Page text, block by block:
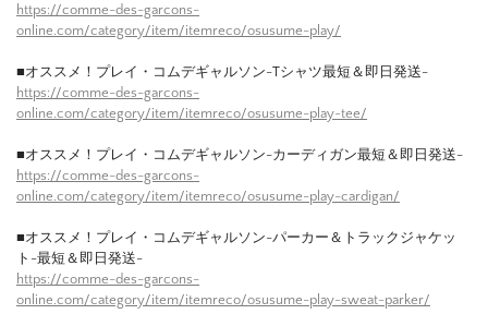
https://comme-des-garcons-
online.com/category/item/itemreco/osusume-play/
■オススメ！プレイ・コムデギャルソン-Tシャツ最短＆即日発送-
https://comme-des-garcons-
online.com/category/item/itemreco/osusume-play-tee/
■オススメ！プレイ・コムデギャルソン-カーディガン最短＆即日発送-
https://comme-des-garcons-
online.com/category/item/itemreco/osusume-play-cardigan/
■オススメ！プレイ・コムデギャルソン-パーカー＆トラックジャケッ
ト-最短＆即日発送-
https://comme-des-garcons-
online.com/category/item/itemreco/osusume-play-sweat-parker/